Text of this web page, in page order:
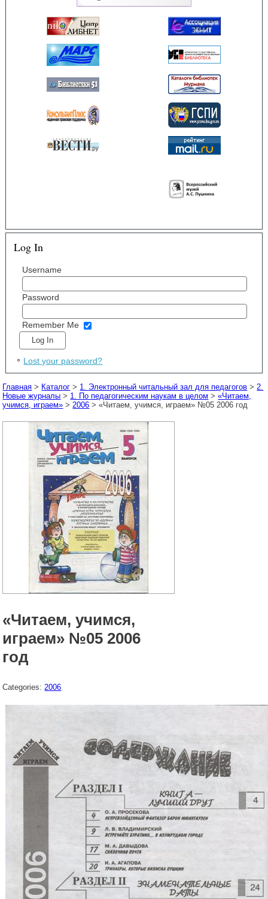
Log In
Username
Password
Remember Me
Lost your password?
Главная > Каталог > 1. Электронный читальный зал для педагогов > 2.
Новые журналы > 1. По педагогическим наукам в целом >«Читаем,
учимся, играем» > 2006 > «Читаем, учимся, играем» №05 2006 год
«Читаем, учимся,
играем» №05 2006
год
Categories: 2006